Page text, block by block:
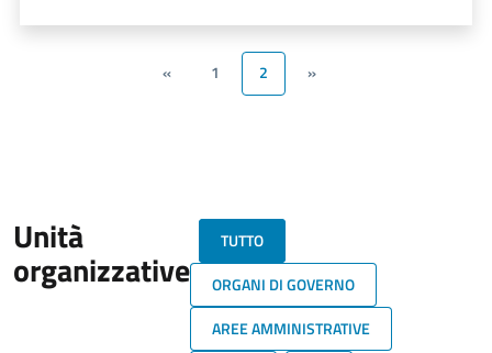
« 1 2 »
Unità
organizzative
TUTTO
ORGANI DI GOVERNO
AREE AMMINISTRATIVE